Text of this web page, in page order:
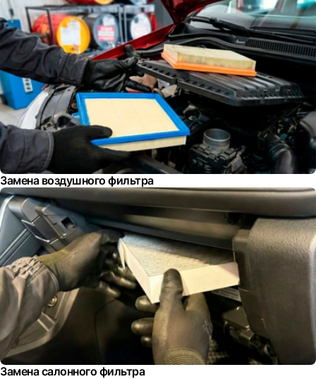
Замена воздушного фильтра
Замена салонного фильтра